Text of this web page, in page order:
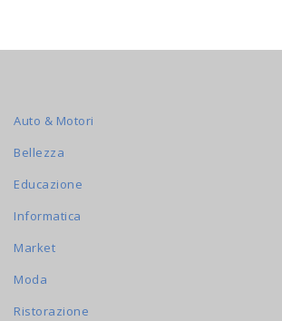
Auto & Motori
Bellezza
Educazione
Informatica
Market
Moda
Ristorazione